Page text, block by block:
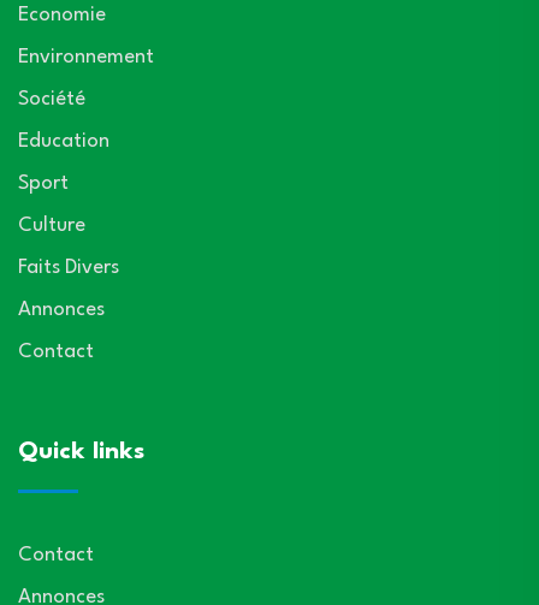
Economie
Environnement
Société
Education
Sport
Culture
Faits Divers
Annonces
Contact
Quick links
Contact
Annonces